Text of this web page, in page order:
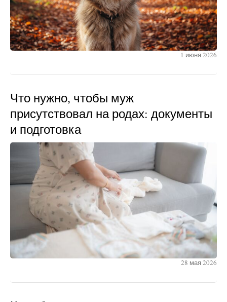
1 июня 2026
Что нужно, чтобы муж
присутствовал на родах: документы
и подготовка
28 мая 2026